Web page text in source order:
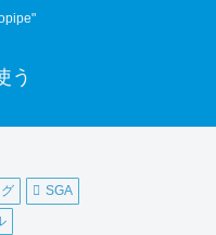
う
SGA